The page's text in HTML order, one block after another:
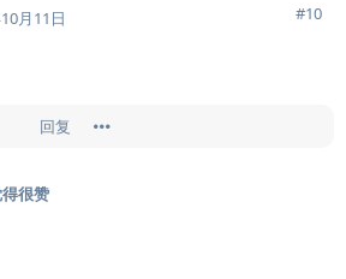
月11日 #10
回复
很赞